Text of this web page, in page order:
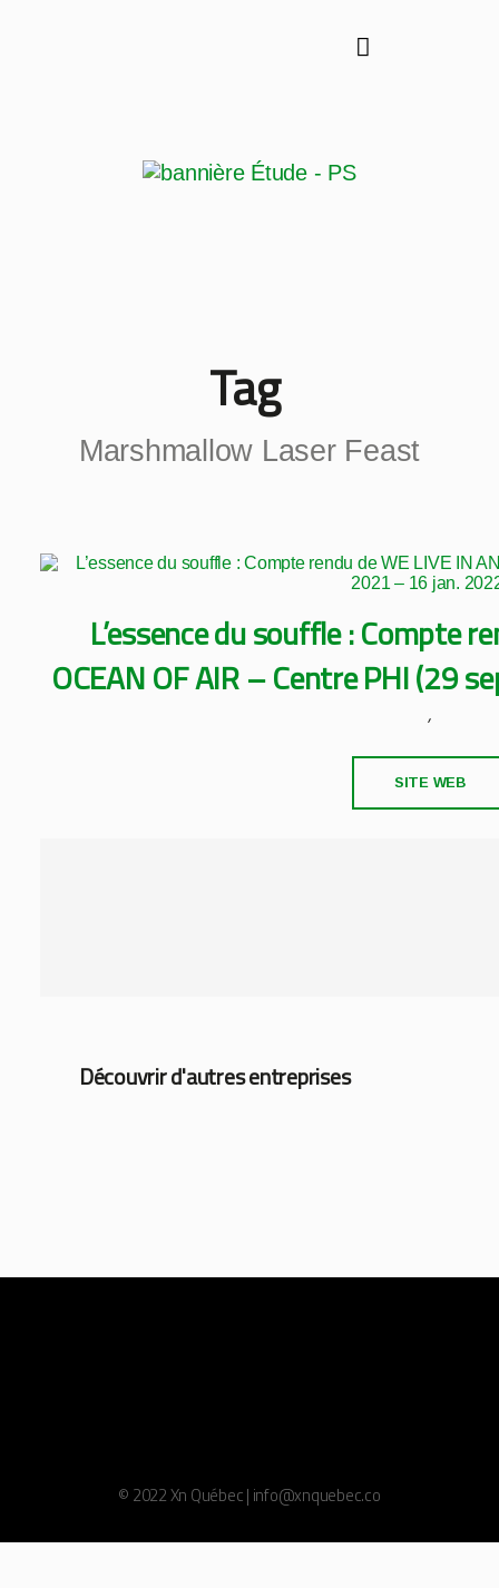
Tag
Marshmallow Laser Feast
L’essence du souffle : Compte
OCEAN OF AIR – Centre PHI (29
,
SITE WEB
Découvrir d'autres entreprises
© 2022 Xn Québec | info@xnquebec.co